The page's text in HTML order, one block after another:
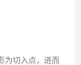
为切入点，进而